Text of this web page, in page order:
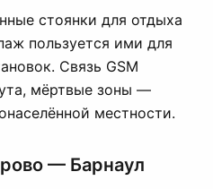
стоянки для отдыха
пользуется ими для
Связь GSM
мёртвые зоны —
местности.
— Барнаул